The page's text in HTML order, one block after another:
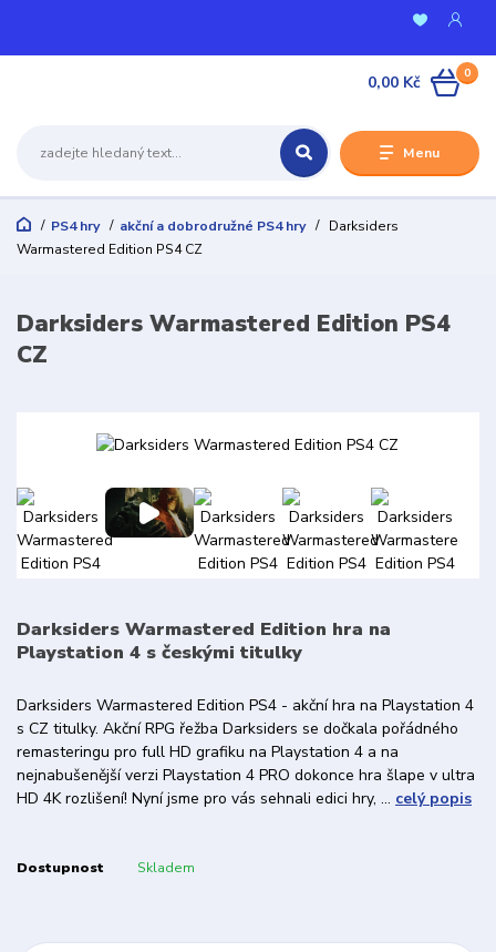
Menu
0
0,00 Kč
PS4 hry akční a dobrodružné PS4 hry
Darksiders
Warmastered Edition PS4 CZ
Darksiders Warmastered Edition PS4
CZ
Darksiders Warmastered Edition hra na
Playstation 4 s českými titulky
Darksiders Warmastered Edition PS4 - akční hra na Playstation 4
s CZ titulky. Akční RPG řežba Darksiders se dočkala pořádného
remasteringu pro full HD grafiku na Playstation 4 a na
nejnabušenější verzi Playstation 4 PRO dokonce hra šlape v ultra
HD 4K rozlišení! Nyní jsme pro vás sehnali edici hry, ... celý popis
Dostupnost Skladem